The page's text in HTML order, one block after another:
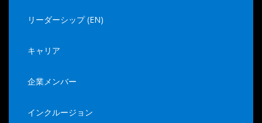
リーダーシップ (EN)
キャリア
企業メンバー
インクルージョン